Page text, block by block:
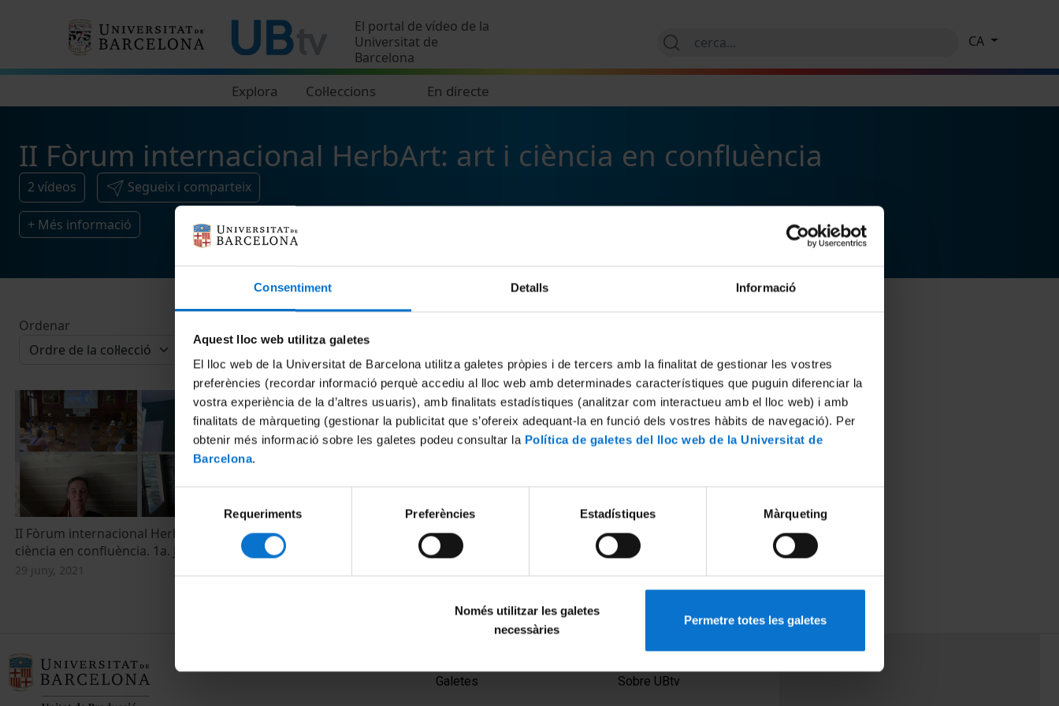
Consentiment Detalls Informació
Aquest lloc web utilitza galetes
El lloc web de la Universitat de Barcelona utilitza galetes pròpies i de tercers amb la finalitat de gestionar les vostres
preferències (recordar informació perquè accediu al lloc web amb determinades característiques que puguin diferenciar la
vostra experiència de la d’altres usuaris), amb finalitats estadístiques (analitzar com interactueu amb el lloc web) i amb
finalitats de màrqueting (gestionar la publicitat que s’ofereix adequant-la en funció dels vostres hàbits de navegació). Per
obtenir més informació sobre les galetes podeu consultar la Política de galetes del lloc web de la Universitat de
Barcelona.
de
consentiment
Requeriments Preferències Estadístiques Màrqueting
Només utilitzar les galetes
necessàries
Permetre totes les galetes
El portal de vídeo de la
Universitat de
Barcelona
Explora Col·leccions En directe
CA
II Fòrum internacional HerbArt: art i ciència en confluència
2 vídeos Segueix i comparteix
+ Més informació
Ordenar
II Fòrum internacional HerbArt: art i
ciència en confluència. 1a. Jornada
29 juny, 2021
II Fòrum internacional HerbArt: art i
ciència en confluència. 2a. Jornada
Galetes
PEU 2
Sobre UBtv
PEU 3